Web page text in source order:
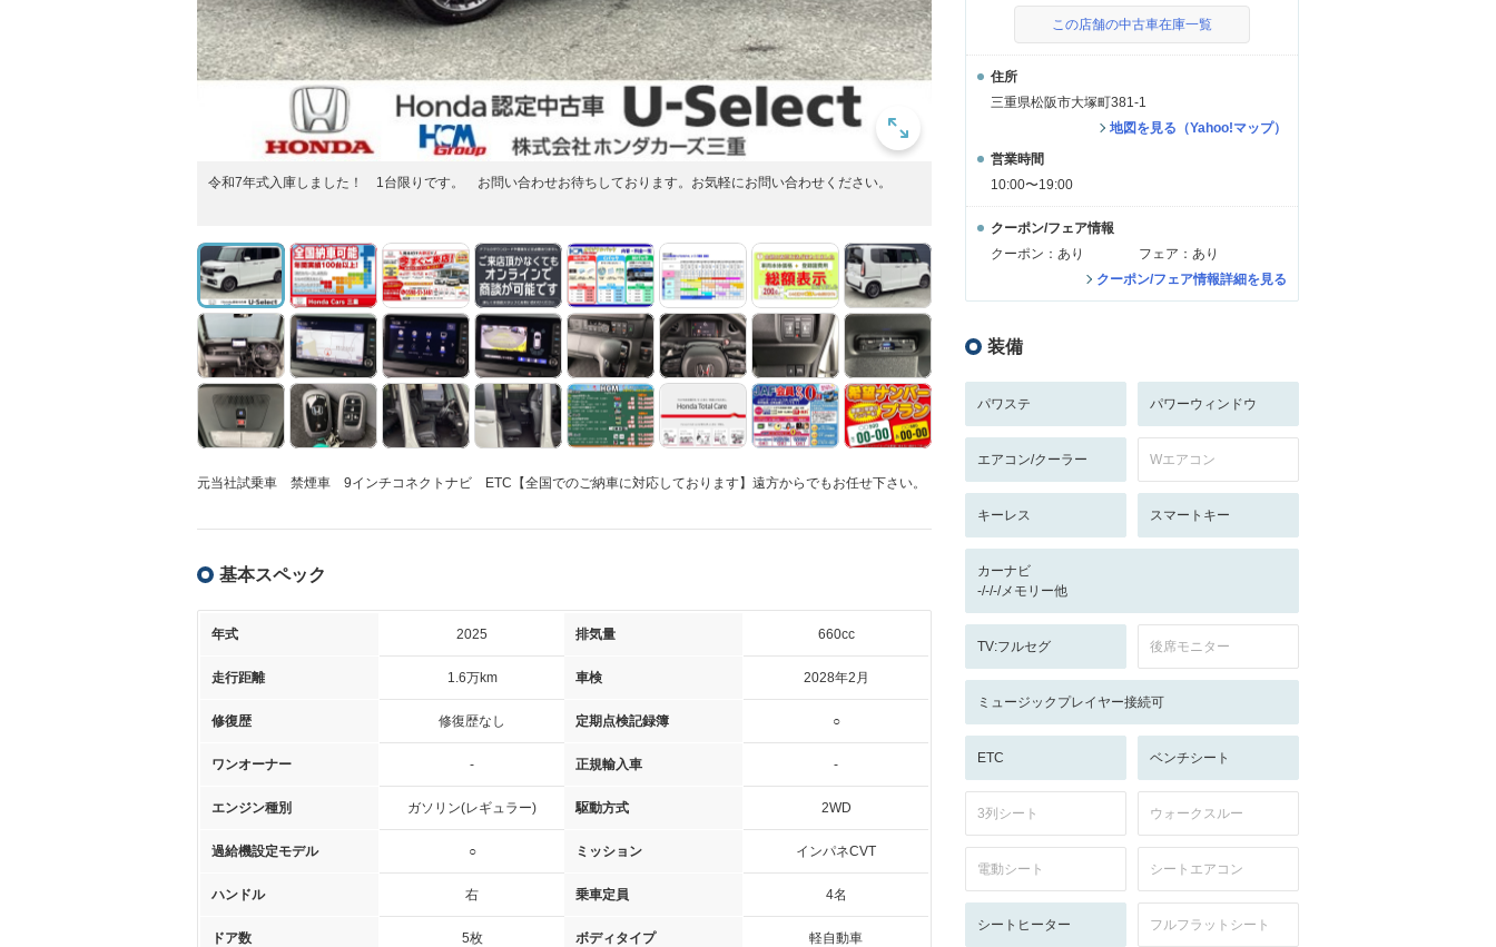
令和7年式入庫しました！ 1台限りです。 お問い合わせお待ちしております。お気軽にお問い合わせください。
元当社試乗車 禁煙車 9インチコネクトナビ ETC【全国でのご納車に対応しております】遠方からでもお任せ下さい。
基本スペック
年式 2025 排気量 660cc
走行距離 1.6万km 車検 2028年2月
修復歴 修復歴なし 定期点検記録簿 ○
ワンオーナー - 正規輸入車 -
エンジン種別 ガソリン(レギュラー) 駆動方式 2WD
過給機設定モデル ○ ミッション インパネCVT
ハンドル 右 乗車定員 4名
ドア数 5枚 ボディタイプ 軽自動車
この店舗の中古車在庫一覧
住所
三重県松阪市大塚町381-1
地図を見る（Yahoo!マップ）
営業時間
10:00〜19:00
クーポン/フェア情報
クーポン：あり
フェア：あり
クーポン/フェア情報詳細を見る
装備
パワステ パワーウィンドウ
エアコン/クーラー Wエアコン
キーレス スマートキー
カーナビ
-/-/-/メモリー他
TV:フルセグ 後席モニター
ミュージックプレイヤー接続可
ETC ベンチシート
3列シート ウォークスルー
電動シート シートエアコン
シートヒーター フルフラットシート